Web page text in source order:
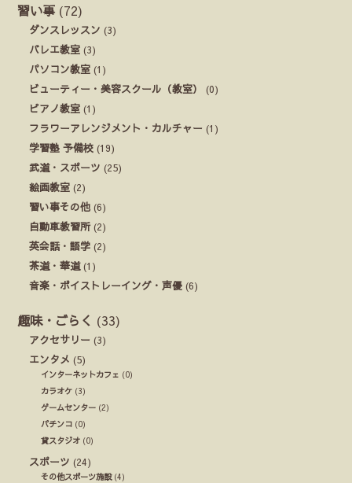
習い事 (72)
ダンスレッスン (3)
バレエ教室 (3)
パソコン教室 (1)
ビューティー・美容スクール（教室）
(0)
ピアノ教室 (1)
フラワーアレンジメント・カルチャー (1)
学習塾 予備校 (19)
武道・スポーツ (25)
絵画教室 (2)
習い事その他 (6)
自動車教習所(2)
英会話・語学 (2)
茶道・華道(1)
音楽・ボイストレーイング・声優 (6)
趣味・ごらく (33)
アクセサリー (3)
エンタメ (5)
インターネットカフェ (0)
カラオケ (3)
ゲームセンター (2)
パチンコ (0)
貸スタジオ (0)
スポーツ (24)
その他スポーツ施設(4)